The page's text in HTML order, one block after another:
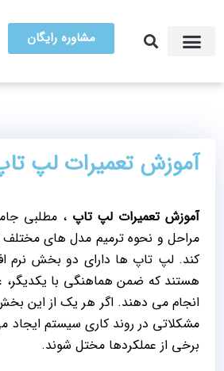
مشاوره رایگان
آموزش تعمیرات لپ
آموزش تعمیرات لپ تاپ ، مطلبی
مراحل و نحوه ترمیم مدل های مختلف
کند. لپ تاپ ها دارای دو بخش نرم
هستند که ضمن هماهنگی با یکدیگر،
انجام می دهند. اگر هر یک از این
مشکلاتی در روند کاری سیستم
برخی از عملکردها مختل شوند.